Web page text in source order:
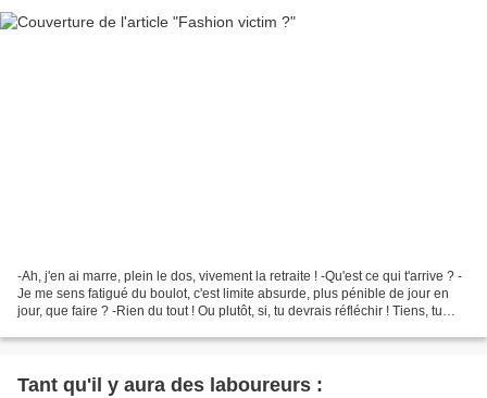
-Ah, j'en ai marre, plein le dos, vivement la retraite ! -Qu'est ce qui t'arrive ? -
Je me sens fatigué du boulot, c'est limite absurde, plus pénible de jour en
jour, que faire ? -Rien du tout ! Ou plutôt, si, tu devrais réfléchir ! Tiens, tu
Tant qu'il y aura des laboureurs :